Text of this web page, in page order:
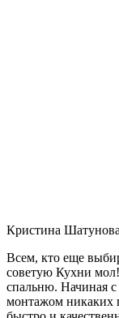
Кристина Шатунова
Всем, кто еще
советую Кухни
спальню. Начиная с
монтажом никаких